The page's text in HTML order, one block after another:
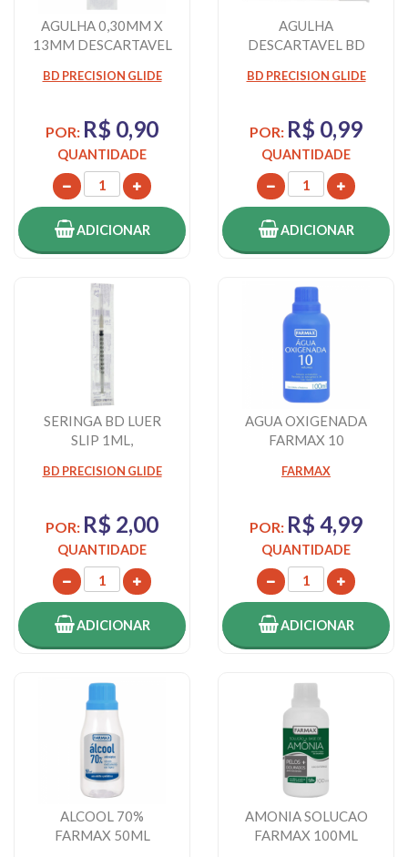
AGULHA 0,30MM X
13MM DESCARTAVEL
UNIDADE
BD PRECISION GLIDE
POR: R$ 0,90
QUANTIDADE
ADICIONAR
AGULHA
DESCARTAVEL BD
BD PRECISION GLIDE
POR: R$ 0,99
QUANTIDADE
ADICIONAR
SERINGA BD LUER
SLIP 1ML,
BD PRECISION GLIDE
POR: R$ 2,00
QUANTIDADE
ADICIONAR
AGUA OXIGENADA
FARMAX 10
COM 100ML
FARMAX
POR: R$ 4,99
QUANTIDADE
ADICIONAR
ALCOOL 70%
FARMAX 50ML
AMONIA SOLUCAO
FARMAX 100ML